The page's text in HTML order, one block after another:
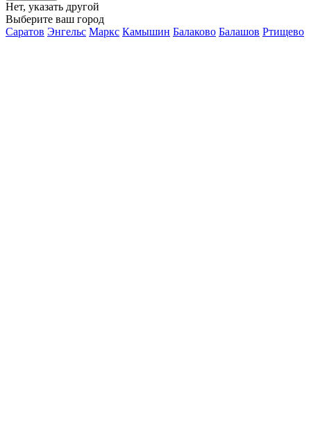
Нет, указать другой
Выберите ваш город
Саратов Энгельс Маркс Камышин Балаково Балашов Ртищево